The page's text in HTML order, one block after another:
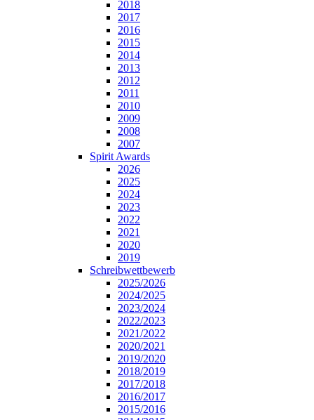
2018
2017
2016
2015
2014
2013
2012
2011
2010
2009
2008
2007
Spirit Awards
2026
2025
2024
2023
2022
2021
2020
2019
Schreibwettbewerb
2025/2026
2024/2025
2023/2024
2022/2023
2021/2022
2020/2021
2019/2020
2018/2019
2017/2018
2016/2017
2015/2016